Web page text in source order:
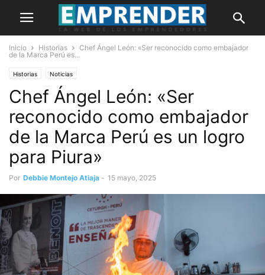
Inicio Historias
Chef Ángel León: «Ser reconocido como embajador
de la Marca Perú es...
Historias Noticias
Chef Ángel León: «Ser
reconocido como embajador
de la Marca Perú es un logro
para Piura»
Por Debbie Montejo Atiaja - 15 mayo, 2025